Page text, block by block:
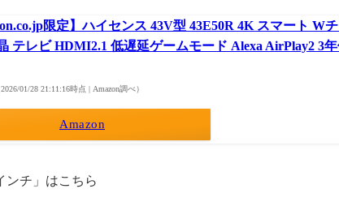
限定】ハイセンス 43V型 43E50R 4K スマート W
テレビ HDMI2.1 低遅延ゲームモード Alexa AirPlay2 3
2026/01/28 21:11:16時点 | Amazon調べ）
Amazon
ンチ」はこちら